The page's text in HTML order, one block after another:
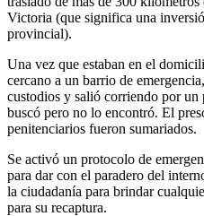
Victoria (que significa una
provincial).
Una vez que estaban en el
cercano a un barrio de
custodios y salió corriendo por
buscó pero no lo encontró. El
penitenciarios fueron sumariados.
Se activó un protocolo de
para dar con el paradero del
la ciudadanía para brindar
para su recaptura.